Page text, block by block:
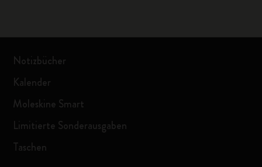
Notizbücher
Kalender
Moleskine Smart
Limitierte Sonderausgaben
Taschen